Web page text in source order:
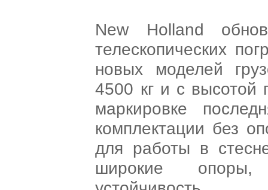
New Holland
телескопических
новых моделей
4500 кг и с
маркировке
комплектации без
для работы в
широкие